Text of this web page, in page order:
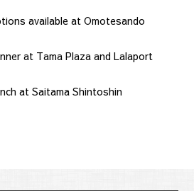
available at Omotesando
at Tama Plaza and Lalaport
at Saitama Shintoshin